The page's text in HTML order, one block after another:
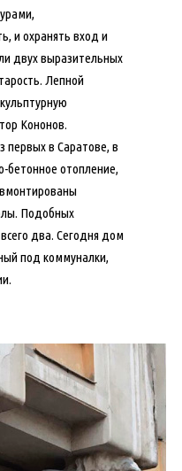
и охранять вход и
двух выразительных
Лепной
Кононов.
в Саратове, в
бетонное отопление,
Подобных
два. Сегодня дом
под коммуналки,